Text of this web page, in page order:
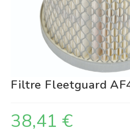
Filtre Fleetguard
38,41 €